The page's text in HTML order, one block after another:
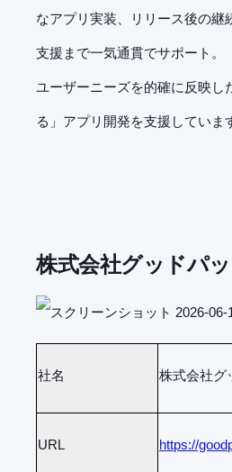
なアプリ実装、リリース後の継
支援まで一気通貫でサポート。
ユーザーニーズを的確に反映し
る」アプリ開発を支援していま
株式会社グッドパ
社名 株式会社グ
URL https://